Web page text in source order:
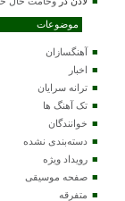
موضوعات
آهنگسازان
اخبار
ترانه سرایان
تک آهنگ ها
خوانندگان
دسته‌بندی نشده
رویداد ویژه
صفحه موسیقی
متفرقه